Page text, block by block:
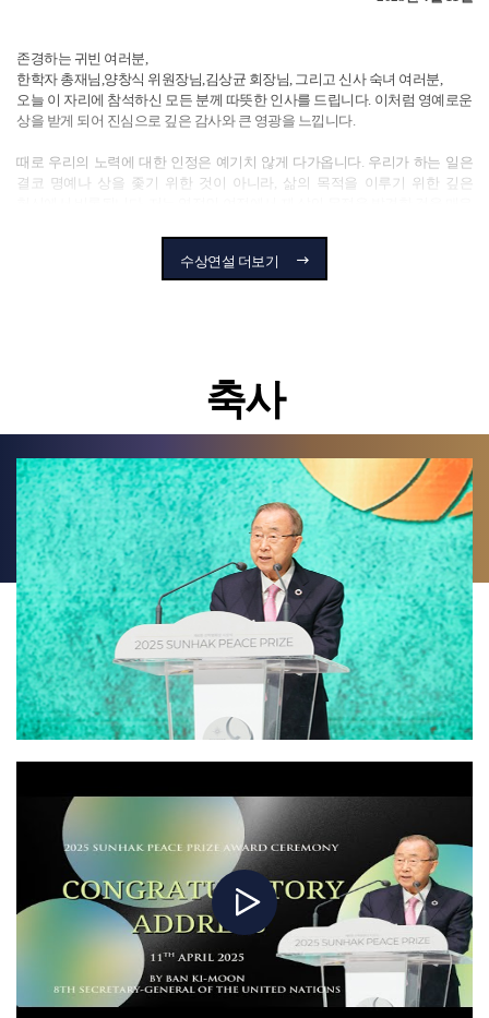
존경하는 귀빈 여러분,
한학자 총재님,양창식 위원장님,김상균 회장님, 그리고 신사 숙녀 여러분,
오늘 이 자리에 참석하신 모든 분께 따뜻한 인사를 드립니다. 이처럼 영예로운
상을 받게 되어 진심으로 깊은 감사와 큰 영광을 느낍니다.
때로 우리의 노력에 대한 인정은 예기치 않게 다가옵니다. 우리가 하는 일은
결코 명예나 상을 좇기 위한 것이 아니라, 삶의 목적을 이루기 위한 깊은
다른 사람들로부터 받는 인정은 즐거운 놀라움이자 깊은 감사의 대상이지만,
제 주변에는 저를 끌어내리려는 영향력 있는 지도자들과 저명한 종교
지도자들이 있습니다. 안타깝게도 이들은 가장 앞장서서 방해하고 있습니다.
이러한 도전은 선학평화상의 창설자이신 한학자 총재님께서도 겪으셨고
기여해온 저명한 기관인 가정연합이 문을 닫도록 압력을 받고 있는 현실이
바로 그 예입니다.
슬프게도 우리는 선과 악의 힘 사이에서 끊임없는 싸움을 벌이고 있습니다.
선을 위해 노력하는 사람들은 종종 부당한 낙인을 받고 장애물에 부딪힙니다.
그러나 바로 이러한 시련 속에서 선학평화상 수상자들의 가르침은 더욱 깊은
울림을 줍니다. 그들은 우리가 삶에서 실천하는 의미 있는 행동이 결국 승리를
가져오고, 세상의 변화를 위한 영감이 된다는 것을 우리에게 상기시켜줍니다.
마지막으로, 평화의 어머니이신 한학자 총재님께 진심 어린 감사를 드립니다.
의미 있는 변화를 만들어가는 사람들을 기리고 격려하기 위해 이 놀라운
기구를 설립하신 총재님의 헌신 덕분에 우리 모두가 긍정적인 변화를
추구하도록 영감을 받고 있습니다.
감사합니다.
수상연설 더보기
축사